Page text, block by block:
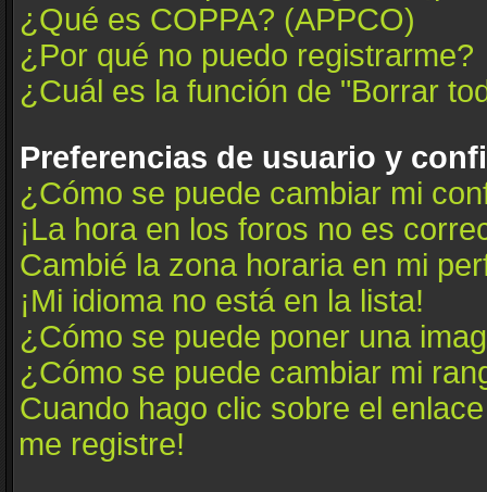
¿Qué es COPPA? (APPCO)
¿Por qué no puedo registrarme?
¿Cuál es la función de "Borrar
Preferencias de usuario y
¿Cómo se puede cambiar mi
¡La hora en los foros no es
Cambié la zona horaria en mi
¡Mi idioma no está en la lista!
¿Cómo se puede poner una
¿Cómo se puede cambiar mi
Cuando hago clic sobre el
me registre!